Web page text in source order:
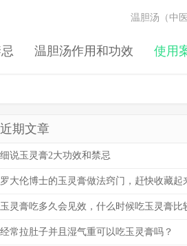
温胆汤作用和功效 使用
温胆汤（中
近期文章
细说玉灵膏2大功效和禁忌
罗大伦博士的玉灵膏做法窍门，赶快收藏起
玉灵膏吃多久会见效，什么时候吃玉灵膏比
经常拉肚子并且湿气重可以吃玉灵膏吗？